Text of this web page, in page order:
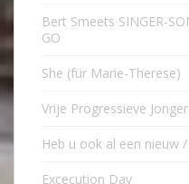
Bert Smeets SINGER-
GO
She (für Marie-Therese)
Vrije Progressieve
Heb u ook al een nieuw
Excecution Day